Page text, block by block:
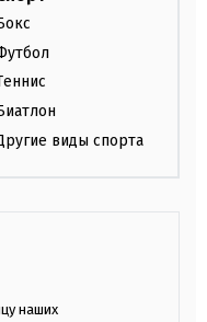
виды спорта
наших